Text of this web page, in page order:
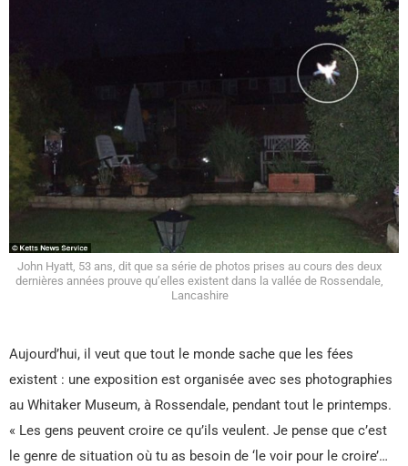
John Hyatt, 53 ans, dit que sa série de photos prises au cours des deux
dernières années prouve qu’elles existent dans la vallée de Rossendale,
Lancashire
Aujourd’hui, il veut que tout le monde sache que les fées
existent : une exposition est organisée avec ses photographies
au Whitaker Museum, à Rossendale, pendant tout le printemps.
« Les gens peuvent croire ce qu’ils veulent. Je pense que c’est
le genre de situation où tu as besoin de ‘le voir pour le croire’…